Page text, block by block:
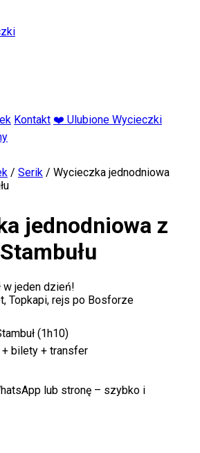
Kontakt ❤️ Ulubione Wycieczki
/ Serik / Wycieczka jednodniowa
jednodniowa z
w jeden dzień!
Topkapi, rejs po Bosforze
(1h10)
+ bilety + transfer
lub stronę – szybko i